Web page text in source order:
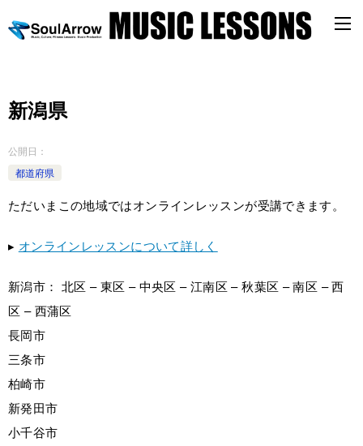
新潟県
公開日：
都道府県
ただいまこの地域ではオンラインレッスンが受講できます。
▸ オンラインレッスンについて詳しく
新潟市： 北区 – 東区 – 中央区 – 江南区 – 秋葉区 – 南区 – 西
区 – 西蒲区
長岡市
三条市
柏崎市
新発田市
小千谷市